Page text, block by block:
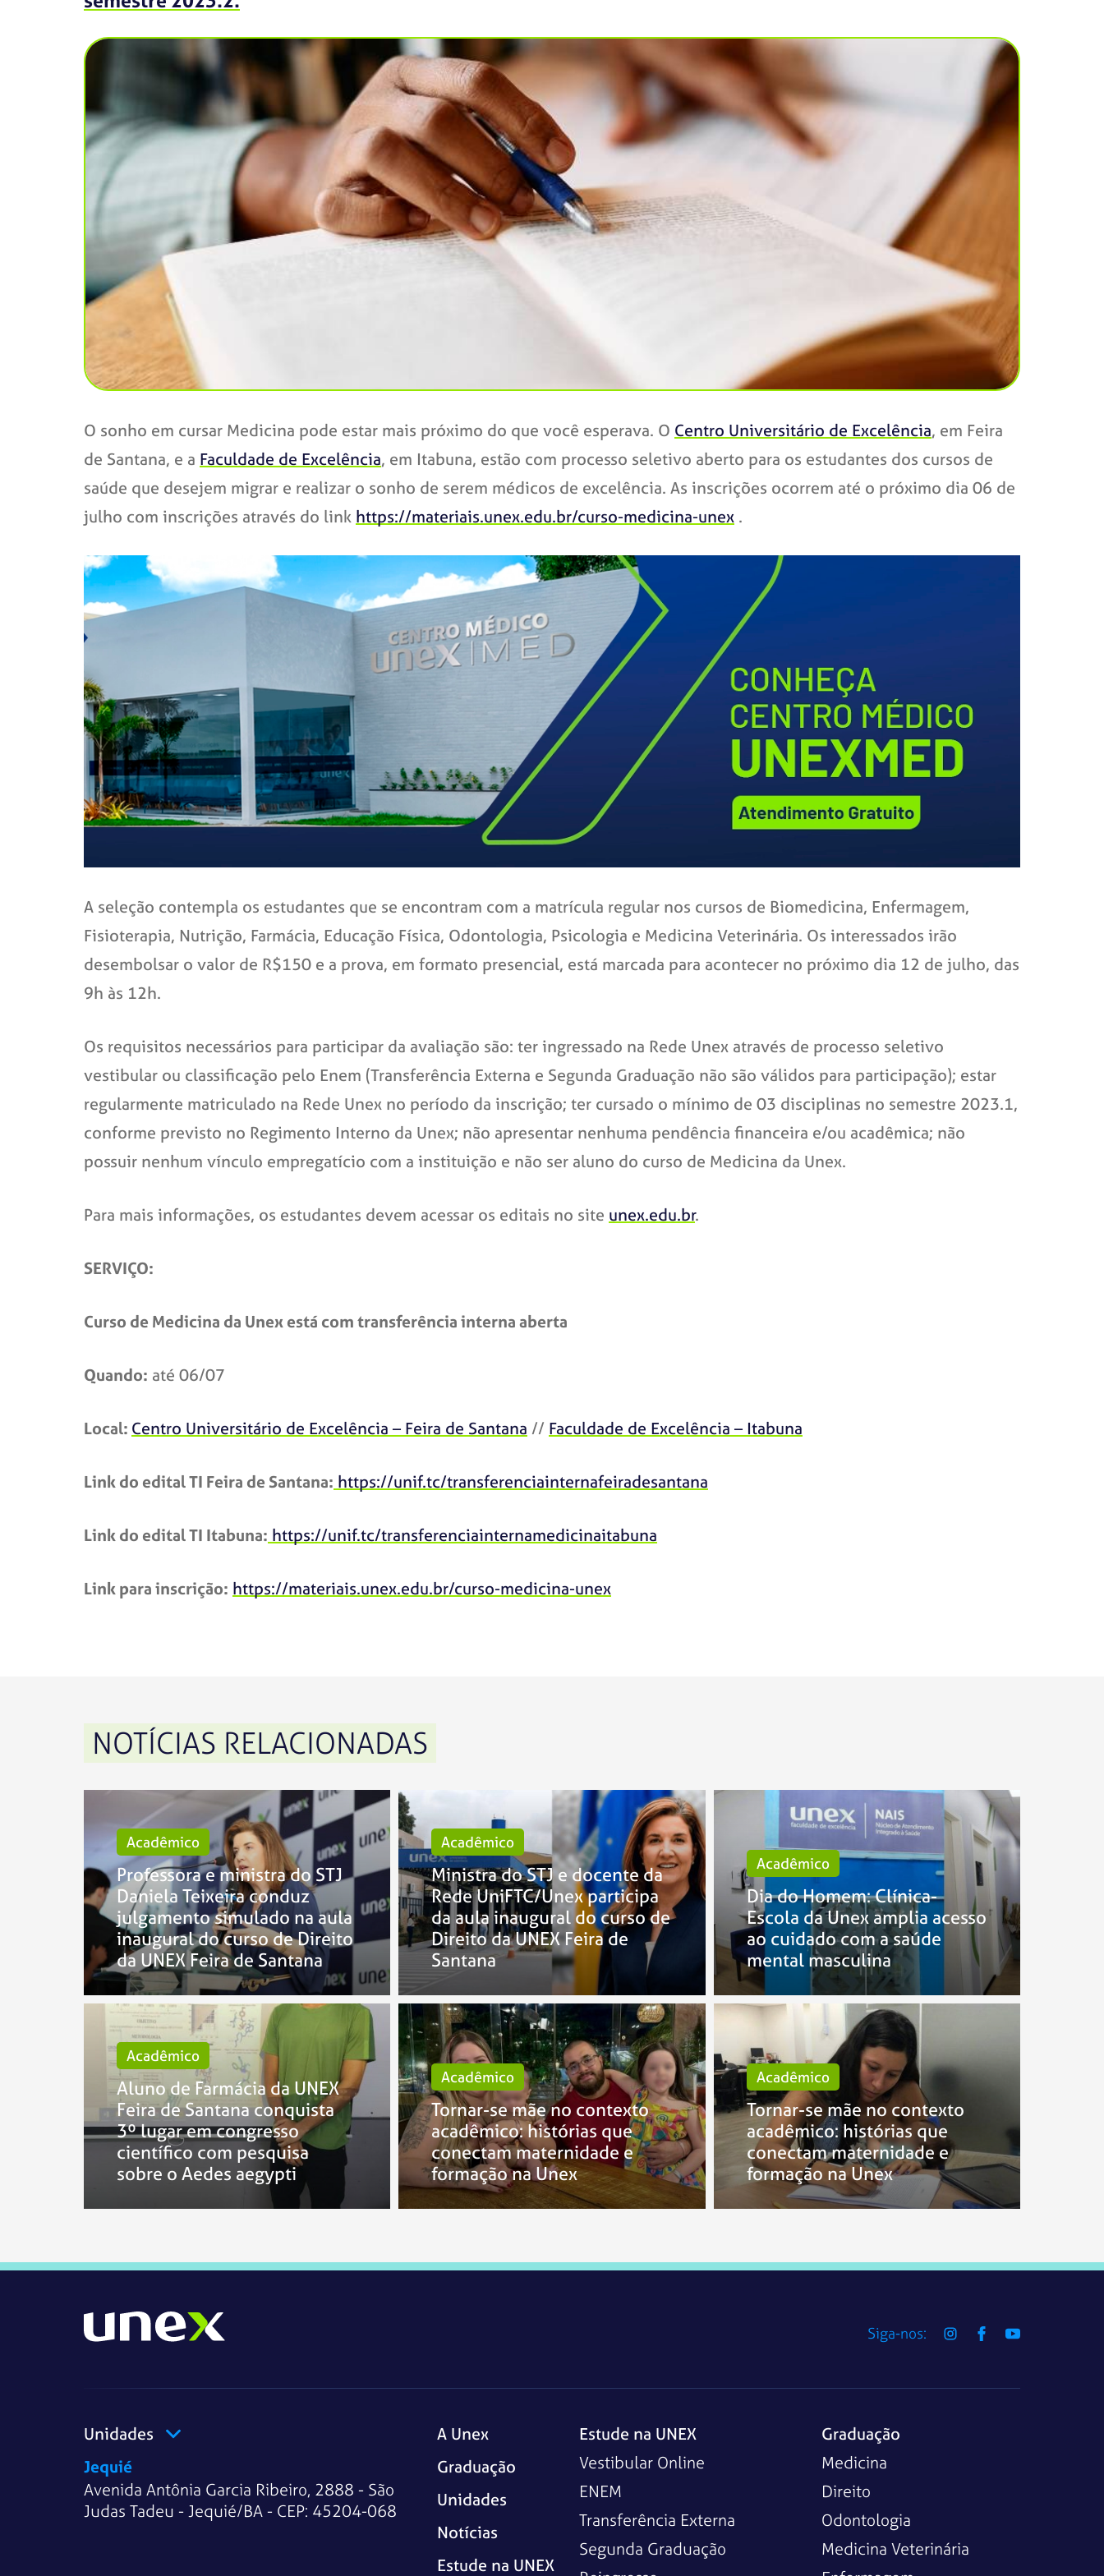
O sonho em cursar Medicina pode estar mais próximo do que você esperava. O Centro Universitário de Excelência, em Feira
de Santana, e a Faculdade de Excelência, em Itabuna, estão com processo seletivo aberto para os estudantes dos cursos de
saúde que desejem migrar e realizar o sonho de serem médicos de excelência. As inscrições ocorrem até o próximo dia 06 de
julho com inscrições através do link https://materiais.unex.edu.br/curso-medicina-unex .
A seleção contempla os estudantes que se encontram com a matrícula regular nos cursos de Biomedicina, Enfermagem,
Fisioterapia, Nutrição, Farmácia, Educação Física, Odontologia, Psicologia e Medicina Veterinária. Os interessados irão
desembolsar o valor de R$150 e a prova, em formato presencial, está marcada para acontecer no próximo dia 12 de julho, das
9h às 12h.
Os requisitos necessários para participar da avaliação são: ter ingressado na Rede Unex através de processo seletivo
vestibular ou classificação pelo Enem (Transferência Externa e Segunda Graduação não são válidos para participação); estar
regularmente matriculado na Rede Unex no período da inscrição; ter cursado o mínimo de 03 disciplinas no semestre 2023.1,
conforme previsto no Regimento Interno da Unex; não apresentar nenhuma pendência financeira e/ou acadêmica; não
possuir nenhum vínculo empregatício com a instituição e não ser aluno do curso de Medicina da Unex.
Para mais informações, os estudantes devem acessar os editais no site unex.edu.br.
SERVIÇO:
Curso de Medicina da Unex está com transferência interna aberta
Quando: até 06/07
Local: Centro Universitário de Excelência – Feira de Santana // Faculdade de Excelência – Itabuna
Link do edital TI Feira de Santana: https://unif.tc/transferenciainternafeiradesantana
Link do edital TI Itabuna: https://unif.tc/transferenciainternamedicinaitabuna
Link para inscrição: https://materiais.unex.edu.br/curso-medicina-unex
NOTÍCIAS RELACIONADAS
Acadêmico
Professora e ministra do STJ
Daniela Teixeira conduz
julgamento simulado na aula
inaugural do curso de Direito
da UNEX Feira de Santana
Acadêmico
Ministra do STJ e docente da
Rede UniFTC/Unex participa
da aula inaugural do curso de
Direito da UNEX Feira de
Santana
Acadêmico
Dia do Homem: Clínica-
Escola da Unex amplia acesso
ao cuidado com a saúde
mental masculina
Acadêmico
Aluno de Farmácia da UNEX
Feira de Santana conquista
3º lugar em congresso
científico com pesquisa
sobre o Aedes aegypti
Acadêmico
Tornar-se mãe no contexto
acadêmico: histórias que
conectam maternidade e
formação na Unex
Acadêmico
Tornar-se mãe no contexto
acadêmico: histórias que
conectam maternidade e
formação na Unex
Siga-nos:
Unidades
Jequié
Avenida Antônia Garcia Ribeiro, 2888 - São
Judas Tadeu - Jequié/BA - CEP: 45204-068
A Unex
Graduação
Unidades
Notícias
Estude na UNEX
Estude na UNEX
Vestibular Online
ENEM
Transferência Externa
Segunda Graduação
Graduação
Medicina
Direito
Odontologia
Medicina Veterinária